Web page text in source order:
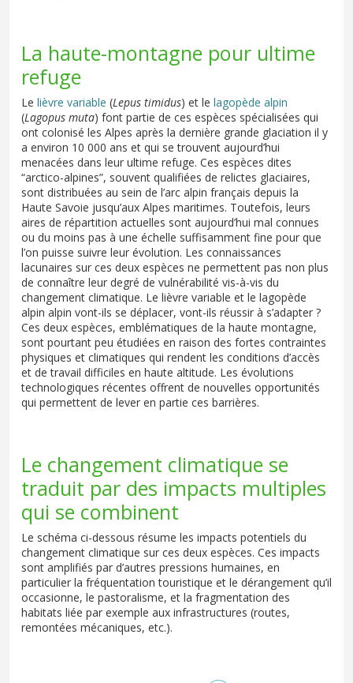
La haute-montagne pour ultime
refuge
Le lièvre variable (Lepus timidus) et le lagopède alpin
(Lagopus muta) font partie de ces espèces spécialisées qui
ont colonisé les Alpes après la dernière grande glaciation il y
a environ 10 000 ans et qui se trouvent aujourd’hui
menacées dans leur ultime refuge. Ces espèces dites
“arctico-alpines”, souvent qualifiées de relictes glaciaires,
sont distribuées au sein de l’arc alpin français depuis la
Haute Savoie jusqu’aux Alpes maritimes. Toutefois, leurs
aires de répartition actuelles sont aujourd’hui mal connues
ou du moins pas à une échelle suffisamment fine pour que
l’on puisse suivre leur évolution. Les connaissances
lacunaires sur ces deux espèces ne permettent pas non plus
de connaître leur degré de vulnérabilité vis-à-vis du
changement climatique. Le lièvre variable et le lagopède
alpin alpin vont-ils se déplacer, vont-ils réussir à s’adapter ?
Ces deux espèces, emblématiques de la haute montagne,
sont pourtant peu étudiées en raison des fortes contraintes
physiques et climatiques qui rendent les conditions d’accès
et de travail difficiles en haute altitude. Les évolutions
technologiques récentes offrent de nouvelles opportunités
qui permettent de lever en partie ces barrières.
Le changement climatique se
traduit par des impacts multiples
qui se combinent
Le schéma ci-dessous résume les impacts potentiels du
changement climatique sur ces deux espèces. Ces impacts
sont amplifiés par d’autres pressions humaines, en
particulier la fréquentation touristique et le dérangement qu’il
occasionne, le pastoralisme, et la fragmentation des
habitats liée par exemple aux infrastructures (routes,
remontées mécaniques, etc.).